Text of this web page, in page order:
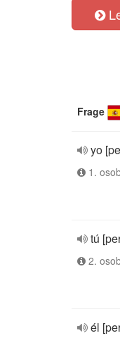
Frage
yo
1.
tú
2.
él